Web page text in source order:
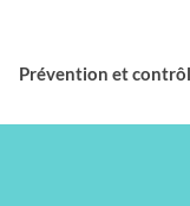
Prévention et